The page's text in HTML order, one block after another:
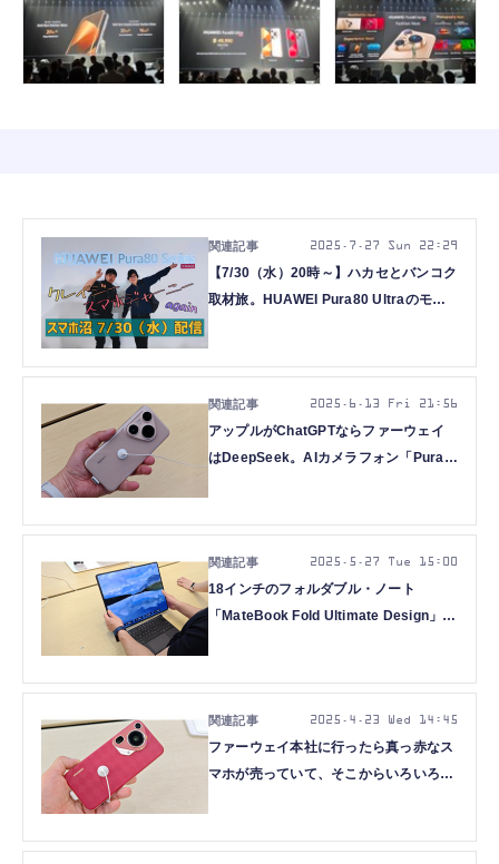
【7/30（水）20時～】ハカセとバンコク
取材旅。HUAWEI Pura80 Ultraのモン
2025.7.27 Sun 22:29
アップルがChatGPTならファーウェイ
はDeepSeek。AIカメラフォン「Pura
2025.6.13 Fri 21:56
18インチのフォルダブル・ノート
「MateBook Fold Ultimate Design」を
2025.5.27 Tue 15:00
ファーウェイ本社に行ったら真っ赤なス
マホが売っていて、そこからいろいろと
2025.4.23 Wed 14:45